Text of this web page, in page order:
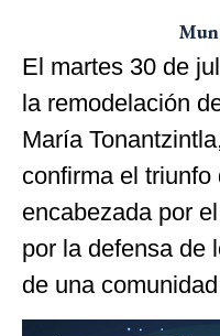
El martes 30 de
la remodelación
María
confirma el triunfo
encabezada por
por la defensa de
de una